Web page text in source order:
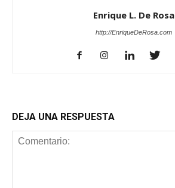
Enrique L. De Rosa
http://EnriqueDeRosa.com
DEJA UNA RESPUESTA